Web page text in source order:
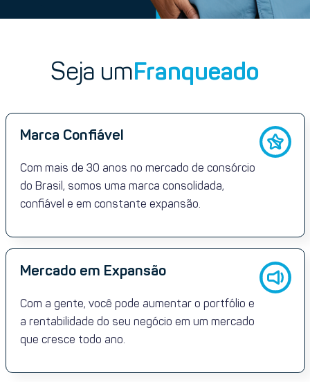
Seja umFranqueado
Marca Confiável
Com mais de 30 anos no mercado de consórcio
do Brasil, somos uma marca consolidada,
confiável e em constante expansão.
Mercado em Expansão
Com a gente, você pode aumentar o portfólio e
a rentabilidade do seu negócio em um mercado
que cresce todo ano.